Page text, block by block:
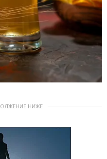
НИЖЕ